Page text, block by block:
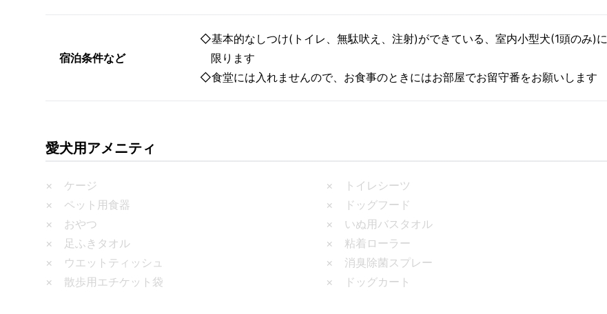
宿泊条件など
◇基本的なしつけ(トイレ、無駄吠え、注射)ができている、室内小型犬(1頭のみ)に
限ります
◇食堂には入れませんので、お食事のときにはお部屋でお留守番をお願いします
愛犬用アメニティ
× ケージ
× トイレシーツ
× ペット用食器
× ドッグフード
× おやつ
× いぬ用バスタオル
× 足ふきタオル
× 粘着ローラー
× ウエットティッシュ
× 消臭除菌スプレー
× 散歩用エチケット袋
× ドッグカート